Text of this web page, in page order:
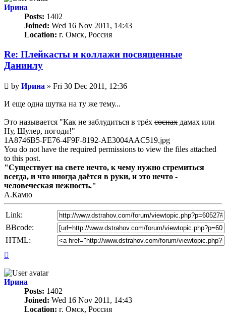
Ирина
Posts: 1402
Joined: Wed 16 Nov 2011, 14:43
Location: г. Омск, Россия
Re: Плейкасты и коллажи посвященные
Даниилу
Unread
post
by Ирина » Fri 30 Dec 2011, 12:36
И еще одна шутка на ту же тему...
Это называется "Как не заблудиться в трёх соснах дамах или
Ну, Шулер, погоди!"
1A8746B5-FE76-4F9F-8192-AE3004AAC519.jpg
You do not have the required permissions to view the files attached
to this post.
"Существует на свете нечто, к чему нужно стремиться
всегда, и что иногда даётся в руки, и это нечто -
человеческая нежность."
А.Камю
Link:
BBcode:
HTML:
Ирина
Posts: 1402
Joined: Wed 16 Nov 2011, 14:43
Location: г. Омск, Россия